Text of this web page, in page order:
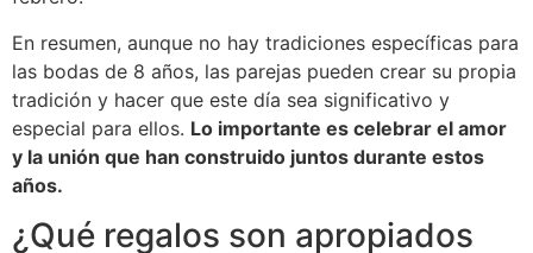
En resumen, aunque no hay tradiciones específicas para
las bodas de 8 años, las parejas pueden crear su propia
tradición y hacer que este día sea significativo y
especial para ellos. Lo importante es celebrar el amor
y la unión que han construido juntos durante estos
años.
¿Qué regalos son apropiados